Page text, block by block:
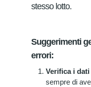
stesso lotto.
Suggerimenti
errori:
Verifica i
sempre di